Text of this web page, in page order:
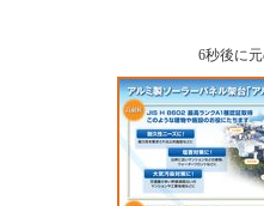
6秒後に